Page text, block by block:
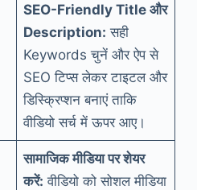
SEO-Friendly Title और
Description: सही
Keywords चुनें और ऐप से
SEO टिप्स लेकर टाइटल और
डिस्क्रिप्शन बनाएं ताकि
वीडियो सर्च में ऊपर आए।
सामाजिक मीडिया पर शेयर
करें: वीडियो को सोशल मीडिया